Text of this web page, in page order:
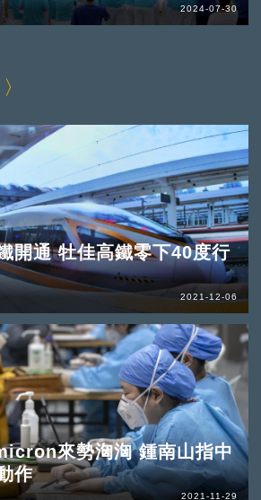
2024-07-30
開通 牡佳高鐵零下40度行
2021-12-06
來勢洶洶 鍾南山指中
作
2021-11-29